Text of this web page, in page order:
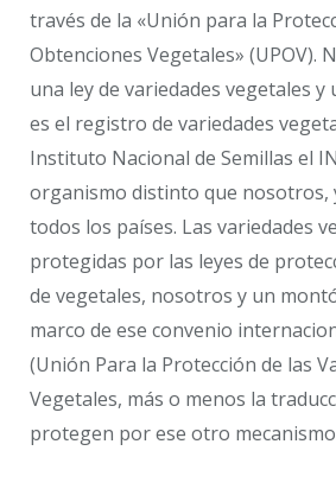
través de la «Unión para la
Obtenciones Vegetales» (UPOV).
una ley de variedades vegetales
es el registro de variedades
Instituto Nacional de Semillas el
organismo distinto que nosotros,
todos los países. Las variedades
protegidas por las leyes de
de vegetales, nosotros y un
marco de ese convenio
(Unión Para la Protección de las
Vegetales, más o menos la
protegen por ese otro